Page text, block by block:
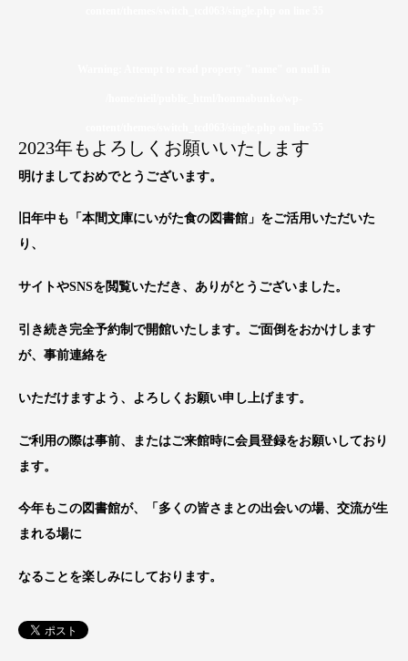
2023年もよろしくお願いいたします
明けましておめでとうございます。
旧年中も「本間文庫にいがた食の図書館」をご活用いただいた
り、
サイトやSNSを閲覧いただき、ありがとうございました。
引き続き完全予約制で開館いたします。ご面倒をおかけします
が、事前連絡を
いただけますよう、よろしくお願い申し上げます。
ご利用の際は事前、またはご来館時に会員登録をお願いしており
ます。
今年もこの図書館が、「多くの皆さまとの出会いの場、交流が生
まれる場に
なることを楽しみにしております。